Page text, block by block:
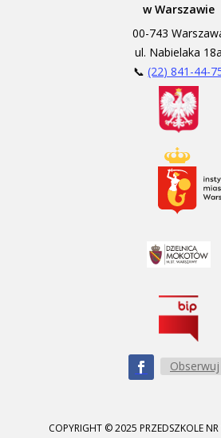
w Warszawie
00-743
ul. Nabielaka 18a
📞(22) 841-44-
Obserwuj
COPYRIGHT © 2025 PRZEDSZKOLE